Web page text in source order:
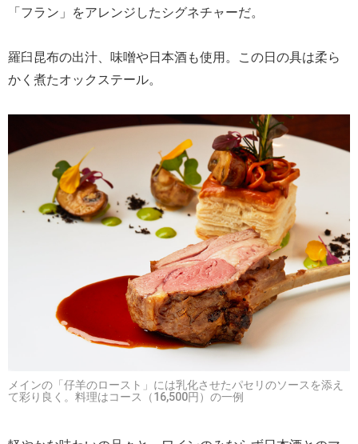
「フラン」をアレンジしたシグネチャーだ。
羅臼昆布の出汁、味噌や日本酒も使用。この日の具は柔ら
かく煮たオックステール。
メインの「仔羊のロースト」には乳化させたパセリのソースを添え
て彩り良く。料理はコース（16,500円）の一例